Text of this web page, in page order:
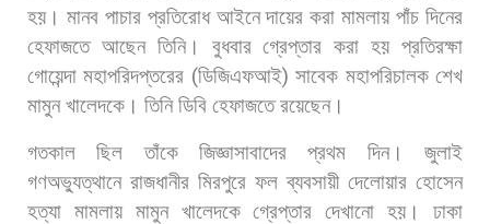
হয়। মানব পাচার প্রতিরোধ আইনে দায়ের করা মামলায় পাঁচ দিনের
হেফাজতে আছেন তিনি। বুধবার গ্রেপ্তার করা হয় প্রতিরক্ষা
গোয়েন্দা মহাপরিদপ্তরের (ডিজিএফআই)সাবেক মহাপরিচালক শেখ
মামুন খালেদকে। তিনি ডিবি হেফাজতে রয়েছেন।
গতকাল ছিল তাঁকে জিজ্ঞাসাবাদের প্রথম দিন।
জুলাই
গণঅভ্যুত্থানে রাজধানীর মিরপুরে ফল ব্যবসায়ী দেলোয়ার হোসেন
হত্যা মামলায় মামুন খালেদকে গ্রেপ্তার দেখানো হয়। ঢাকা